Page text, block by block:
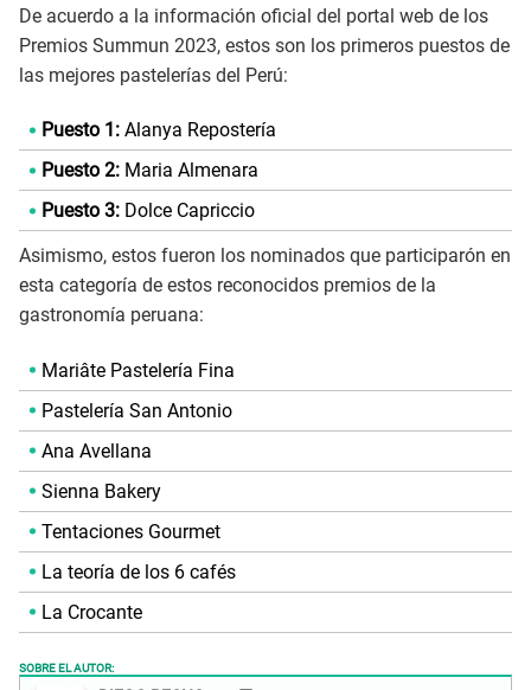
De acuerdo a la información oficial del portal web de los
Premios Summun 2023, estos son los primeros puestos de
las mejores pastelerías del Perú:
Puesto 1: Alanya Repostería
Puesto 2:Maria Almenara
Puesto 3:Dolce Capriccio
Asimismo, estos fueron los nominados que participarón en
esta categoría de estos reconocidos premios de la
gastronomía peruana:
Mariâte Pastelería Fina
Pastelería San Antonio
Ana Avellana
Sienna Bakery
Tentaciones Gourmet
La teoría de los 6 cafés
La Crocante
SOBRE EL AUTOR: